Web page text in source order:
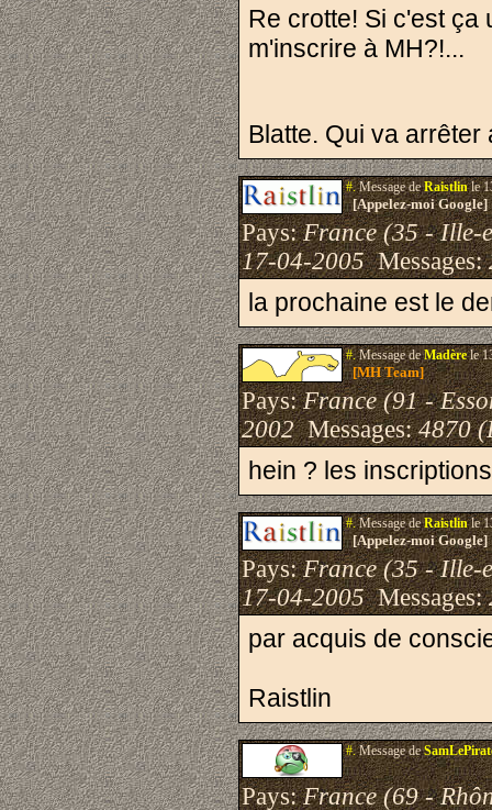
Re crotte! Si c'est ça
m'inscrire à MH?!...
Blatte. Qui va
#.Message deRaistlinle
[Appelez-moi
Pays:France (35 - Ille-
17-04-2005Messages:
la prochaine est le
#.Message deMadèrele
[MH Team]
Pays:France (91 -
2002Messages:4870
hein ? les
#.Message deRaistlinle
[Appelez-moi
Pays:France (35 - Ille-
17-04-2005Messages:
par acquis de
Raistlin
#.Message de
Pays:France (69 -